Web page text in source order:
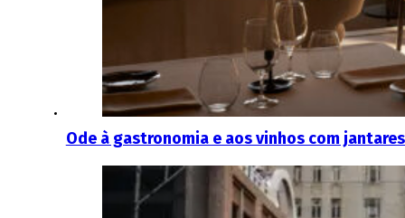
Ode à gastronomia e aos vinhos com